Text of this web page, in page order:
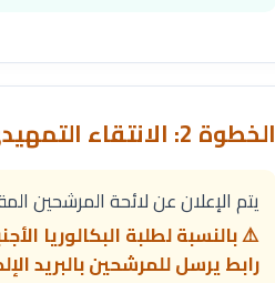
الخطوة 2: الانتقاء التمهيدي
يتم الإعلان عن لائحة المرشحين
رابط يرسل للمرشحين بالبريد